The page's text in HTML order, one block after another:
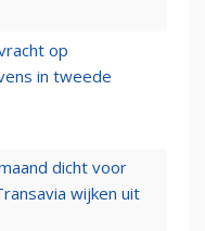
op
in tweede
dicht voor
wijken uit